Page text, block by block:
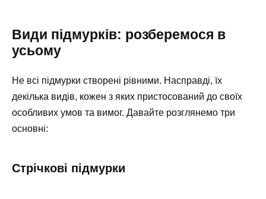
Види підмурків: розберемося в
усьому
Не всі підмурки створені рівними. Насправді, їх
декілька видів, кожен з яких пристосований до своїх
особливих умов та вимог. Давайте розглянемо три
основні:
Стрічкові підмурки